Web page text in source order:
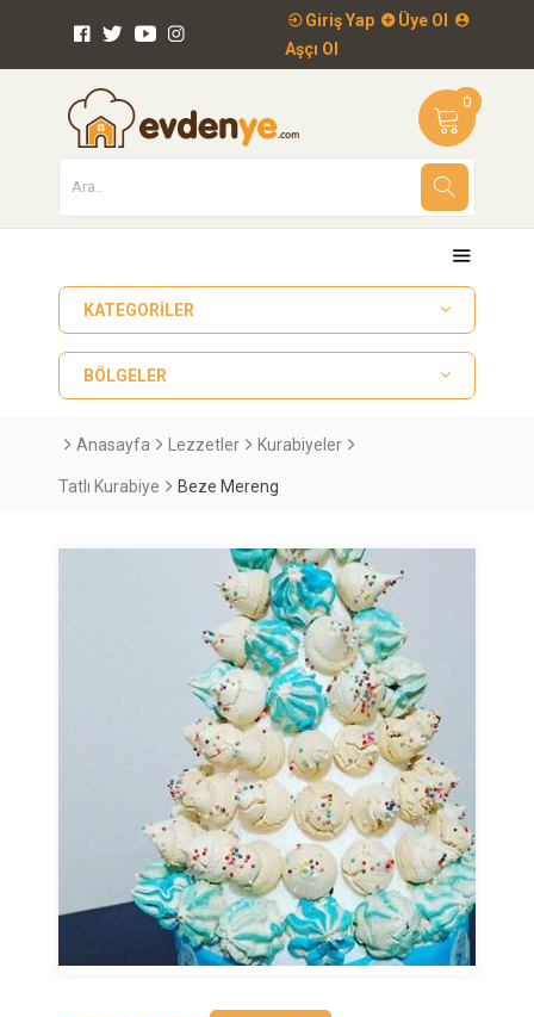
Giriş Yap
Üye Ol
Aşçı Ol
0
KATEGORILER
BÖLGELER
Anasayfa Lezzetler Kurabiyeler
Tatlı Kurabiye Beze Mereng